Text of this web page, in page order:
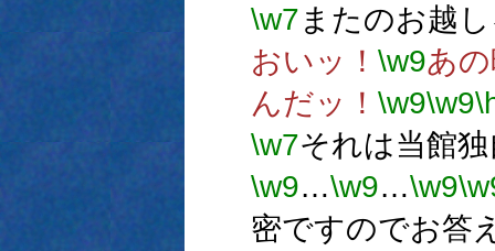
\w7またのお越
おいッ！ \w9あ
んだッ！ \w9\w9
\w7それは当館
\w9…\w9…\w9
密ですのでお答